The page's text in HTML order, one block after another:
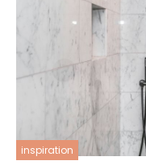
inspiration